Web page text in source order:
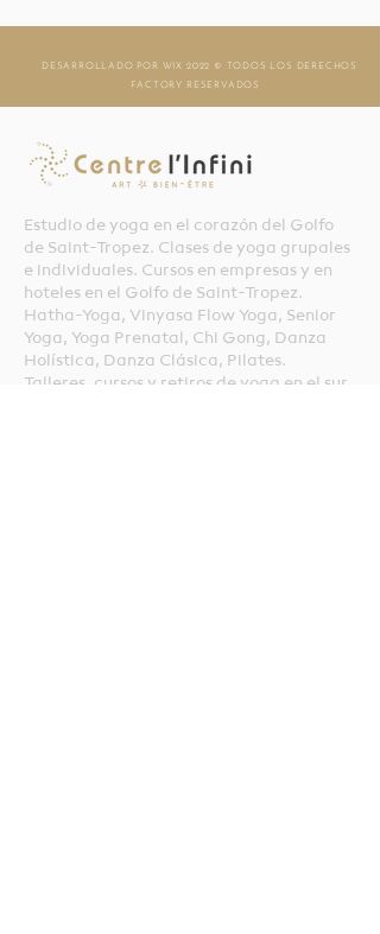
DESARROLLADO POR WIX
FACTORY
2022 © TODOS LOS DERECHOS
RESERVADOS
Estudio de yoga en el corazón del Golfo
de Saint-Tropez. Clases de yoga grupales
e individuales. Cursos en empresas y en
hoteles en el Golfo de Saint-Tropez.
Hatha-Yoga, Vinyasa Flow Yoga, Senior
Yoga, Yoga Prenatal, Chi Gong, Danza
Holística, Danza Clásica, Pilates.
Talleres, cursos y retiros de yoga en el sur